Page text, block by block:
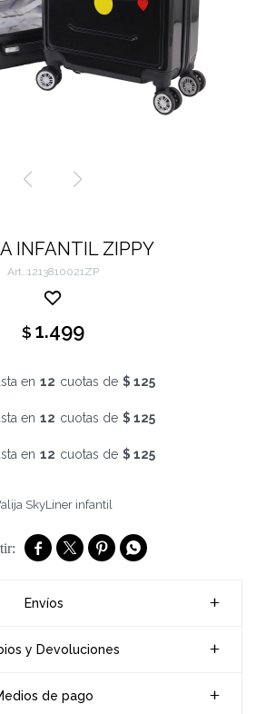
INFANTIL ZIPPY
1213810021ZP
$ 1.499
en 12 cuotas de $ 125
en 12 cuotas de $ 125
en 12 cuotas de $ 125
SkyLiner infantil
   
Envíos
y Devoluciones
de pago